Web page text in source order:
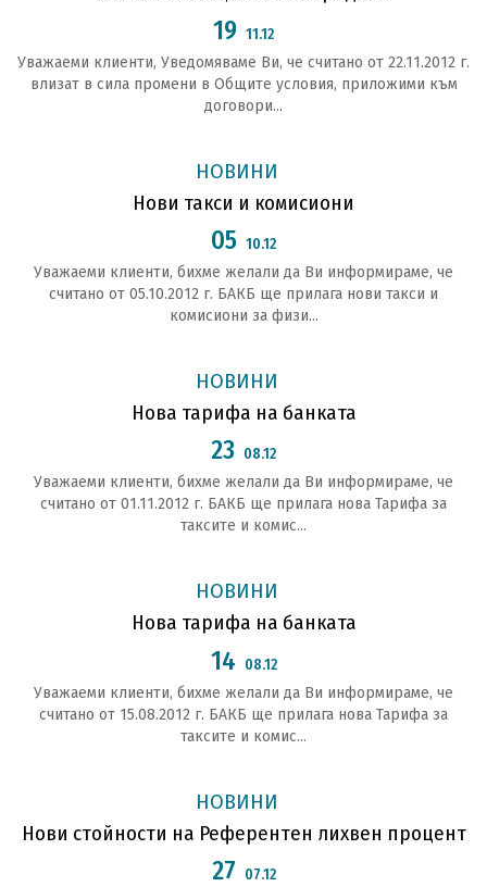
19 11.12
Уважаеми клиенти, Уведомяваме Ви, че считано от 22.11.2012 г.
влизат в сила промени в Общите условия, приложими към
договори...
НОВИНИ
Нови такси и комисиони
05 10.12
Уважаеми клиенти, бихме желали да Ви информираме, че
считано от 05.10.2012 г. БАКБ ще прилага нови такси и
комисиони за физи...
НОВИНИ
Нова тарифа на банката
23 08.12
Уважаеми клиенти, бихме желали да Ви информираме, че
считано от 01.11.2012 г. БАКБ ще прилага нова Тарифа за
таксите и комис...
НОВИНИ
Нова тарифа на банката
14 08.12
Уважаеми клиенти, бихме желали да Ви информираме, че
считано от 15.08.2012 г. БАКБ ще прилага нова Тарифа за
таксите и комис...
НОВИНИ
Нови стойности на Референтен лихвен процент
27 07.12